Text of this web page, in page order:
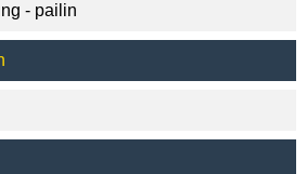
- pailin